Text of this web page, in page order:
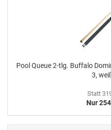
Pool Queue 2-tlg. Buf­fa­lo
3,
Statt
Nur